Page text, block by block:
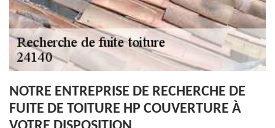
NOTRE ENTREPRISE DE RECHERCHE DE
FUITE DE TOITURE HP COUVERTURE À